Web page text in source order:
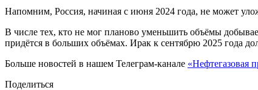
Напомним, Россия, начиная с июня 2024 года, не может
В числе тех, кто не мог планово уменьшить объёмы
придётся в больших объёмах. Ирак к сентябрю 2025 года
Больше новостей в нашем Телеграм-канале «Нефтегазовая
Поделиться